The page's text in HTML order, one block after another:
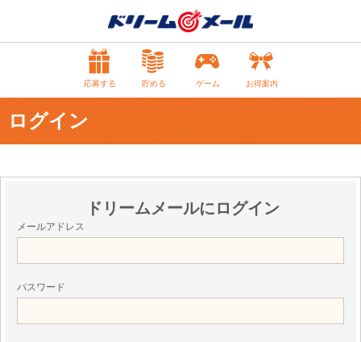
応募する 貯める ゲーム お得案内
ログイン
ドリームメールにログイン
メールアドレス
パスワード